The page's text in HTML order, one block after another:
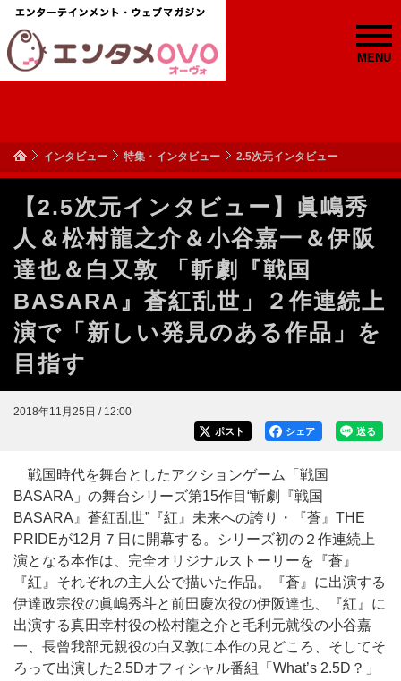
MENU
インタビュー 特集・インタビュー 2.5次元インタビュー
【2.5次元インタビュー】眞嶋秀
人＆松村龍之介＆小谷嘉一＆伊阪
達也＆白又敦 「斬劇『戦国
BASARA』蒼紅乱世」２作連続上
演で「新しい発見のある作品」を
目指す
2018年11月25日 / 12:00
送る
シェア
ポスト
戦国時代を舞台としたアクションゲーム「戦国
BASARA」の舞台シリーズ第15作目“斬劇『戦国
BASARA』蒼紅乱世”『紅』未来への誇り・『蒼』THE
PRIDEが12月７日に開幕する。シリーズ初の２作連続上
演となる本作は、完全オリジナルストーリーを『蒼』
『紅』それぞれの主人公で描いた作品。『蒼』に出演する
伊達政宗役の眞嶋秀斗と前田慶次役の伊阪達也、『紅』に
出演する真田幸村役の松村龍之介と毛利元就役の小谷嘉
一、長曾我部元親役の白又敦に本作の見どころ、そしてそ
ろって出演した2.5Dオフィシャル番組「What’s 2.5D？」